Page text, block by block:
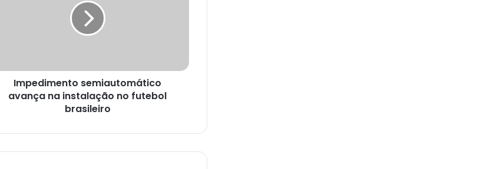
Impedimento semiautomático
avança na instalação no futebol
brasileiro